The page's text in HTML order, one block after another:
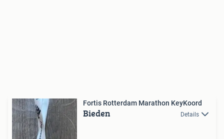
Fortis Rotterdam Marathon KeyKoord
Bieden Details